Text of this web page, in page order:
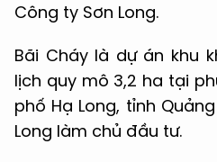
Công ty Sơn Long.
Bãi Cháy là dự án khu
lịch quy mô 3,2 ha tại
phố Hạ Long, tỉnh
Long làm chủ đầu tư.